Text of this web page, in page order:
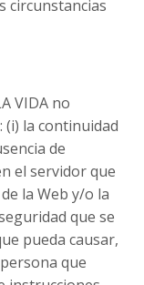
circunstancias
VIDA no
(i) la continuidad
de
el servidor que
la Web y/o la
que se
pueda causar,
que